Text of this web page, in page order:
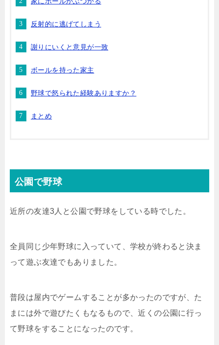
反射的に逃げてしまう
謝りにいくと意見が一致
ボールを持った家主
野球で怒られた経験ありますか？
まとめ
公園で野球
近所の友達3人と公園で野球をしている時でした。
全員同じ少年野球に入っていて、学校が終わると決ま
って遊ぶ友達でもありました。
普段は屋内でゲームすることが多かったのですが、た
まには外で遊びたくもなるもので、近くの公園に行っ
て野球をすることになったのです。